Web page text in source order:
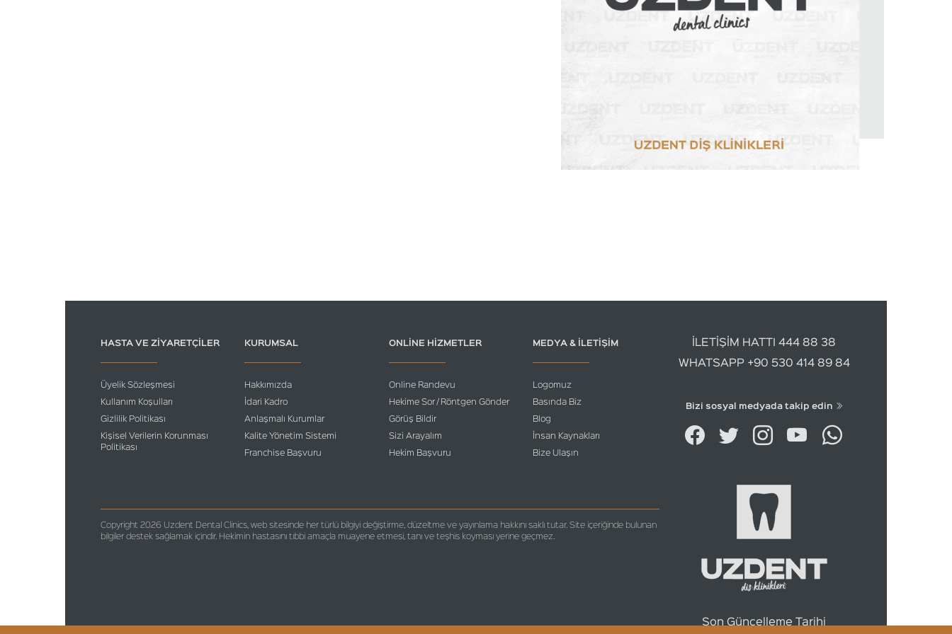
HASTA VE ZIYARETÇILER
Üyelik Sözleşmesi
Kullanım Koşulları
Gizlilik Politikası
Kişisel Verilerin Korunması
Politikası
KURUMSAL
Hakkımızda
İdari Kadro
Anlaşmalı Kurumlar
Kalite Yönetim Sistemi
Franchise Başvuru
ONLINE HIZMETLER
Online Randevu
Hekime Sor / Röntgen Gönder
Görüş Bildir
Sizi Arayalım
Hekim Başvuru
MEDYA & İLETIŞIM
Logomuz
Basında Biz
Blog
İnsan Kaynakları
Bize Ulaşın
Copyright 2026 Uzdent Dental Clinics, web sitesinde her türlü bilgiyi değiştirme, düzeltme ve yayınlama hakkını saklı tutar. Site içeriğinde bulunan
bilgiler destek sağlamak içindir. Hekimin hastasını tıbbi amaçla muayene etmesi, tanı ve teşhis koyması yerine geçmez.
İLETİŞİM HATTI 444 88 38
WHATSAPP +90 530 414 89 84
Bizi sosyal medyada takip edin
Son Güncelleme Tarihi